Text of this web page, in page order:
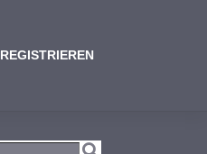
REGISTRIEREN